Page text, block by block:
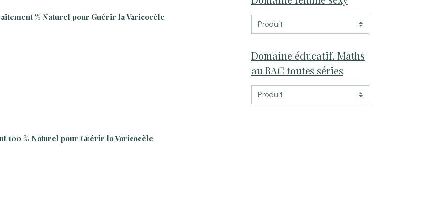
% Naturel pour Guérir la Varicocèle
100 % Naturel pour Guérir la Varicocèle
Domaine éducatif. Maths
au BAC toutes séries